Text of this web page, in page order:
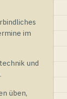
im
und
üben,